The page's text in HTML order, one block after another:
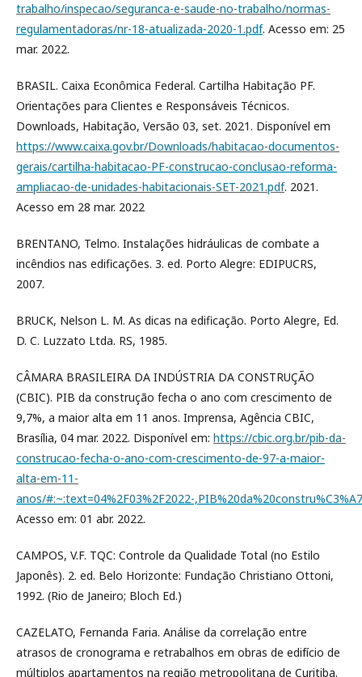
trabalho/inspecao/seguranca-e-saude-no-trabalho/normas-
regulamentadoras/nr-18-atualizada-2020-1.pdf. Acesso em: 25
mar. 2022.
BRASIL. Caixa Econômica Federal. Cartilha Habitação PF.
Orientações para Clientes e Responsáveis Técnicos.
Downloads, Habitação, Versão 03, set. 2021. Disponível em
https://www.caixa.gov.br/Downloads/habitacao-documentos-
gerais/cartilha-habitacao-PF-construcao-conclusao-reforma-
ampliacao-de-unidades-habitacionais-SET-2021.pdf. 2021.
Acesso em 28 mar. 2022
BRENTANO, Telmo. Instalações hidráulicas de combate a
incêndios nas edificações. 3. ed. Porto Alegre: EDIPUCRS,
2007.
BRUCK, Nelson L. M. As dicas na edificação. Porto Alegre, Ed.
D. C. Luzzato Ltda. RS, 1985.
CÂMARA BRASILEIRA DA INDÚSTRIA DA CONSTRUÇÃO
(CBIC). PIB da construção fecha o ano com crescimento de
9,7%, a maior alta em 11 anos. Imprensa, Agência CBIC,
Brasília, 04 mar. 2022. Disponível em: https://cbic.org.br/pib-da-
construcao-fecha-o-ano-com-crescimento-de-97-a-maior-
alta-em-11-
anos/#:~:text=04%2F03%2F2022-
Acesso em: 01 abr. 2022.
CAMPOS, V.F. TQC: Controle da Qualidade Total (no Estilo
Japonês). 2. ed. Belo Horizonte: Fundação Christiano Ottoni,
1992. (Rio de Janeiro; Bloch Ed.)
CAZELATO, Fernanda Faria. Análise da correlação entre
atrasos de cronograma e retrabalhos em obras de edifício de
múltiplos apartamentos na região metropolitana de Curitiba.